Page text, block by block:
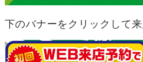
下のバナーをクリックして